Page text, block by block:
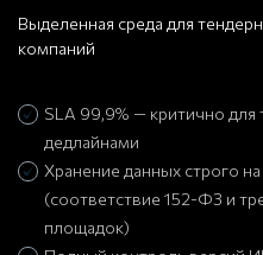
Выделенная среда для
компаний
SLA 99,9% — критично для
дедлайнами
Хранение данных строго
(соответствие 152-ФЗ и
площадок)